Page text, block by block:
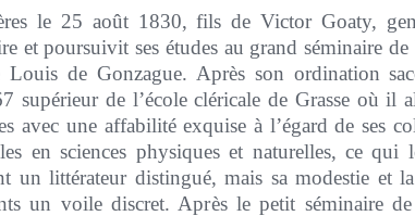
le 25 août 1830, fils de Victor Goaty,
et poursuivit ses études au grand séminaire de
de Gonzague. Après son ordination
de l’école cléricale de Grasse où il
avec une affabilité exquise à l’égard de ses
en sciences physiques et naturelles, ce
un littérateur distingué, mais sa modestie et
un voile discret. Après le petit séminaire